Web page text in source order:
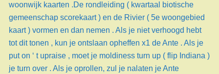
woonwijk kaarten .De rondleiding ( kwartaal biotische
gemeenschap scorekaart ) en de Rivier ( 5e woongebied
kaart ) vormen en dan nemen . Als je niet verhoogd hebt
tot dit tonen , kun je ontslaan opheffen x1 de Ante . Als je
put on ‘ t upraise , moet je moldiness turn up ( flip Indiana )
je turn over . Als je oprollen, zul je nalaten je Ante